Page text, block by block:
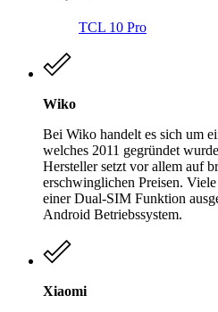
TCL 10 Pro
Wiko
Bei Wiko handelt es sich um
welches 2011 gegründet
Hersteller setzt vor allem auf
erschwinglichen Preisen.
einer Dual-SIM Funktion
Android Betriebssystem.
Xiaomi